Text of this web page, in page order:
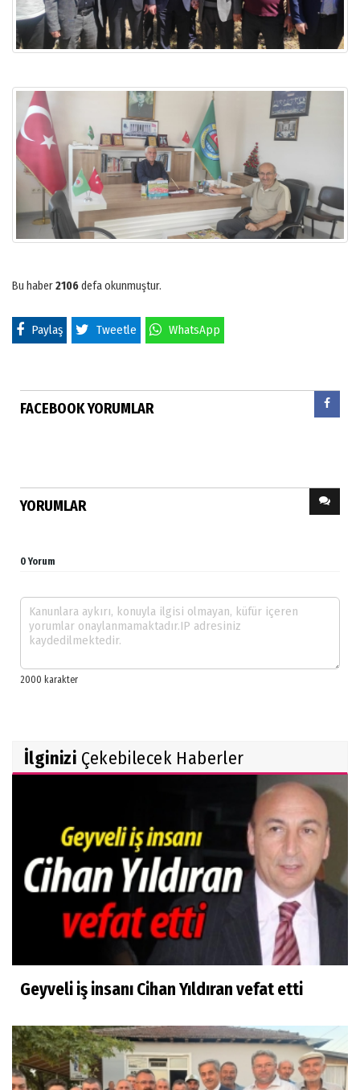
Bu haber2106defa okunmuştur.
Paylaş Tweetle WhatsApp
FACEBOOK YORUMLAR
YORUMLAR
0 Yorum
İlginizi Çekebilecek Haberler
Geyveli iş insanı Cihan Yıldıran vefat etti